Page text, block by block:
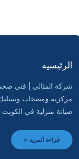
الرئيسيه
شركة المثالي | فني
مركزية ومضخات
صيانة منزلية في
قراءة المزيد »